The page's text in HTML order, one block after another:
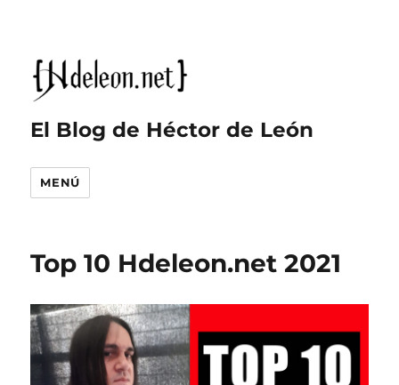
El Blog de Héctor de León
MENÚ
Top 10 Hdeleon.net 2021